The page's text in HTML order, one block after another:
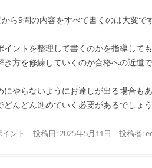
ら9問の内容をすべて書くのは大変です
イントを整理して書くのかを指導して
方を修練していくのが合格への近道で
にやらないようにお達しが出る場合も
どんどん進めていく必要があるでしょう
ント | 投稿日:2025年5月11日 | 投稿者: